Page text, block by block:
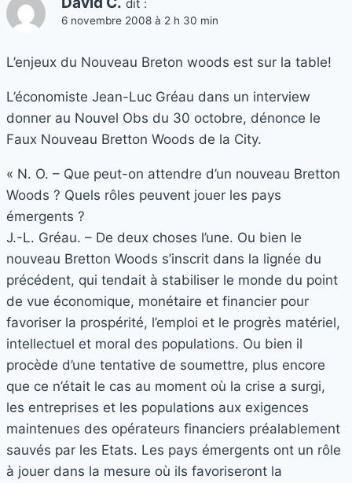
dit :
6 novembre 2008 à 2 h 30 min
L’enjeux du Nouveau Breton woods est sur la table!
L’économiste Jean-Luc Gréau dans un interview
donner au Nouvel Obs du 30 octobre, dénonce le
Faux Nouveau Bretton Woods de la City.
« N. O. – Que peut-on attendre d’un nouveau Bretton
Woods ? Quels rôles peuvent jouer les pays
émergents ?
J.-L. Gréau. – De deux choses l’une. Ou bien le
nouveau Bretton Woods s’inscrit dans la lignée du
précédent, qui tendait à stabiliser le monde du point
de vue économique, monétaire et financier pour
favoriser la prospérité, l’emploi et le progrès matériel,
intellectuel et moral des populations. Ou bien il
procède d’une tentative de soumettre, plus encore
que ce n’était le cas au moment où la crise a surgi,
les entreprises et les populations aux exigences
maintenues des opérateurs financiers préalablement
sauvés par les Etats. Les pays émergents ont un rôle
à jouer dans la mesure où ils favoriseront la